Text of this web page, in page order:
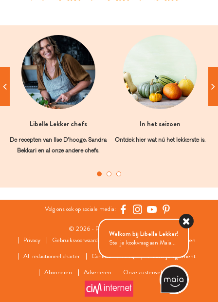
Libelle Lekker chefs
De recepten van Ilse D’hooge, Sandra
Bekkari en al onze andere chefs.
In het seizoen
Ontdek hier wat nú het lekkerste is.
Volg ons ook op sociale media:
© 2026 - Roularta Media Group
Privacy
Gebruiksvoorwaarden Cookies
Cookies instellingen
AI: redactioneel charter
Contact FAQ
Wedstrijdreglement
Abonneren
Adverteren Onze zusterwebsites
Welkom bij Libelle Lekker!
Stel je kookvraag aan Maia...